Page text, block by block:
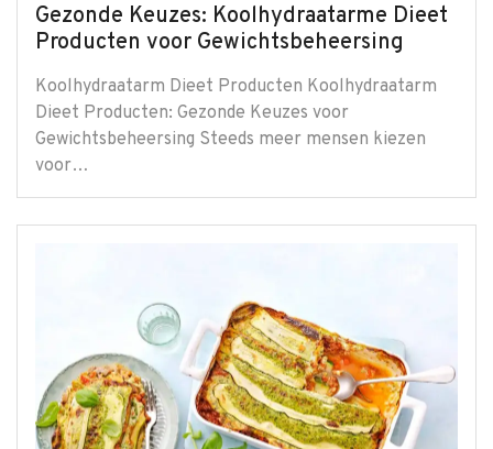
Gezonde Keuzes: Koolhydraatarme Dieet
Producten voor Gewichtsbeheersing
Koolhydraatarm Dieet Producten Koolhydraatarm
Dieet Producten: Gezonde Keuzes voor
Gewichtsbeheersing Steeds meer mensen kiezen
voor…